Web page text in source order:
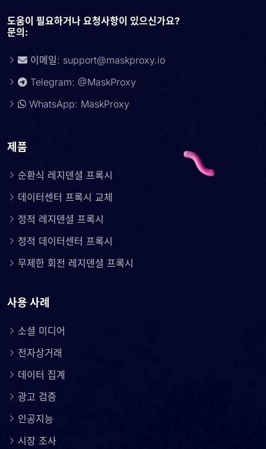
도움이 필요하거나 요청사항이 있으신가요?
문의:
이메일: support@maskproxy.io
Telegram: @MaskProxy
WhatsApp: MaskProxy
제품
순환식 레지덴셜 프록시
데이터센터 프록시 교체
정적 레지덴셜 프록시
정적 데이터센터 프록시
무제한 회전 레지덴셜 프록시
사용 사례
소셜 미디어
전자상거래
데이터 집계
광고 검증
인공지능
시장 조사